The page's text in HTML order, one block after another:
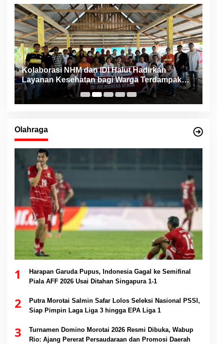
Kolaborasi NHM dan IDI Halut Hadirkan
Layanan Kesehatan bagi Warga Terdampak
Bencana Kao Barat
Olahraga
1
Harapan Garuda Pupus, Indonesia Gagal ke Semifinal
Piala AFF 2026 Usai Ditahan Singapura 1-1
2
Putra Morotai Salmin Safar Lolos Seleksi Nasional PSSI,
Siap Pimpin Laga Liga 3 hingga EPA Liga 1
3
Turnamen Domino Morotai 2026 Resmi Dibuka, Wabup
Rio: Ajang Pererat Persaudaraan dan Promosi Daerah